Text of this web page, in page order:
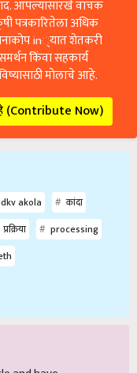
आपल्यासारखे वाचक
पत्रकारितेला अधिक
in्यात शेतकरी
किंवा सहकार्य
मोलाचे आहे.
Now)
akola
कांदा
प्रक्रिया
processing